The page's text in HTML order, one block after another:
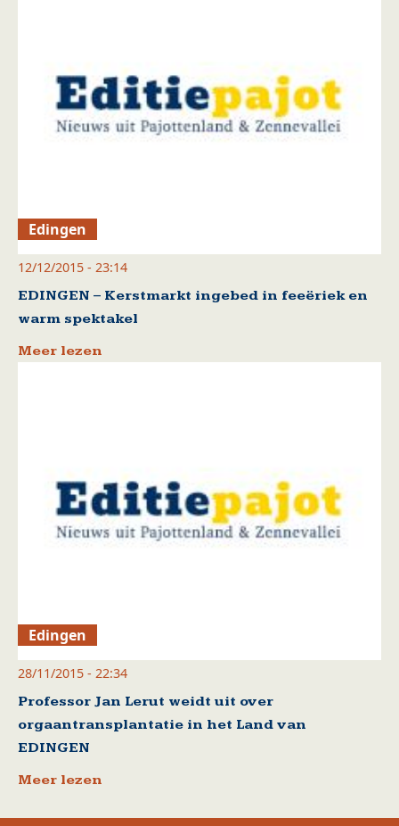
Edingen
12/12/2015 - 23:14
EDINGEN – Kerstmarkt ingebed in feeëriek en
warm spektakel
Meer lezen
Edingen
28/11/2015 - 22:34
Professor Jan Lerut weidt uit over
orgaantransplantatie in het Land van
EDINGEN
Meer lezen